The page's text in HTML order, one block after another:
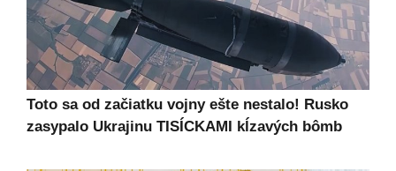
Toto sa od začiatku vojny ešte nestalo! Rusko
zasypalo Ukrajinu TISÍCKAMI kĺzavých bômb